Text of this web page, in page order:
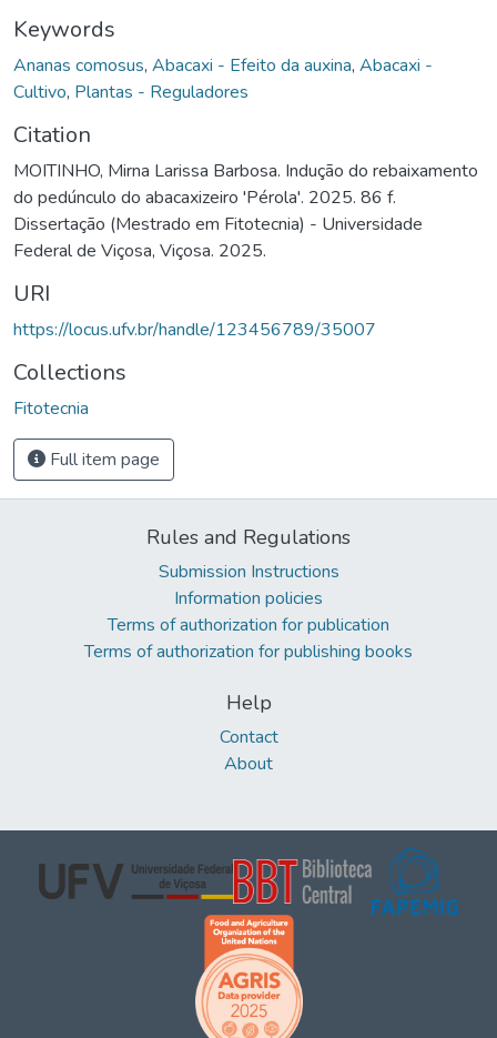
Keywords
Ananas comosus, Abacaxi - Efeito da auxina, Abacaxi -
Cultivo, Plantas - Reguladores
Citation
MOITINHO, Mirna Larissa Barbosa. Indução do rebaixamento
do pedúnculo do abacaxizeiro 'Pérola'. 2025. 86 f.
Dissertação (Mestrado em Fitotecnia) - Universidade
Federal de Viçosa, Viçosa. 2025.
URI
https://locus.ufv.br/handle/123456789/35007
Collections
Fitotecnia
Full item page
Rules and Regulations
Submission Instructions
Information policies
Terms of authorization for publication
Terms of authorization for publishing books
Help
Contact
About